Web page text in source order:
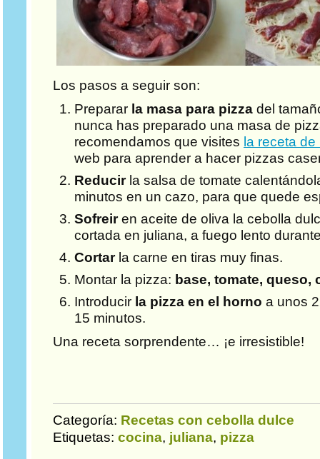
Los pasos a seguir son:
Preparar la masa para pizza del
nunca has preparado una masa de
recomendamos que visites la receta
web para aprender a hacer pizzas
Reducirla salsa de tomate
minutos en un cazo, para que quede
Sofreiren aceite de oliva la cebolla
cortada en juliana, a fuego lento
Cortarla carne en tiras muy finas.
Montar la pizza: base, tomate, queso,
Introducir la pizza en el horno a unos
15 minutos.
Una receta sorprendente… ¡e irresistible!
Categoría: Recetas con cebolla dulce
Etiquetas: cocina, juliana, pizza